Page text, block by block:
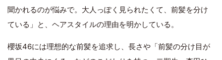
聞かれるのが悩みで。大人っぽく見られたくて、前髪を分け
ている」と、ヘアスタイルの理由を明かしている。
櫻坂46には理想的な前髪を追求し、長さや「前髪の分け目が